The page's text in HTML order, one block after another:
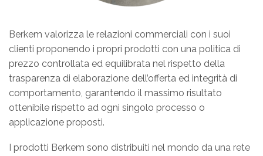
Berkem valorizza le relazioni commerciali con i suoi
clienti proponendo i propri prodotti con una politica di
prezzo controllata ed equilibrata nel rispetto della
trasparenza di elaborazione dell’offerta ed integrità di
comportamento, garantendo il massimo risultato
ottenibile rispetto ad ogni singolo processo o
applicazione proposti.
I prodotti Berkem sono distribuiti nel mondo da una rete